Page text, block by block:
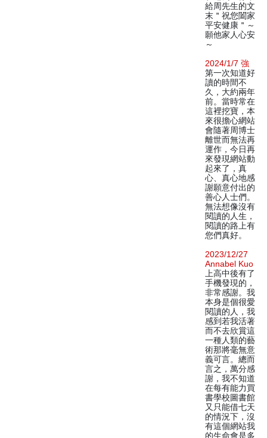
給周先生的文
末＂祝您闔家
平安健康＂～
願他家人心安
～
2024/1/7 強
第一次知道好
讀的時間不
久，大約兩年
前。當時常在
這裡挖寶，本
來很擔心網站
會隨著周博士
離世而無法再
運作，今日再
來發現網站動
起來了，真
心、真心地感
謝願意付出的
善心人士們。
無法想像沒有
閱讀的人生，
閱讀的路上有
您們真好。
2023/12/27
Annabel Kuo
上高中後有了
手機發現的，
非常感謝。我
本身是個很愛
閱讀的人，我
感到若我活著
而不去欣賞這
一種人類的藝
術那將毫無意
義可言。總而
言之，萬分感
謝，我不知道
在每有能力買
書學校圖書館
又只能借七天
的情況下，沒
有這個網站我
的生命會是多